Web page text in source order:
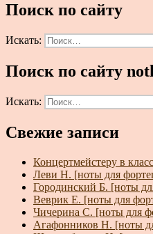
Поиск по сайту
Искать:
Поиск по сайту
Искать:
Свежие записи
Концертмейстеру в
Леви Н. [ноты для
Городинский Б. [ноты
Веврик Е. [ноты для
Чичерина С. [ноты для
Агафонников Н. [ноты